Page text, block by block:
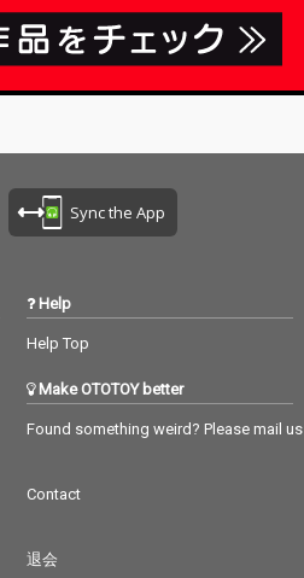
Sync the App
Help
Help Top
Make OTOTOY better
Found something weird? Please mail us
Contact
退会